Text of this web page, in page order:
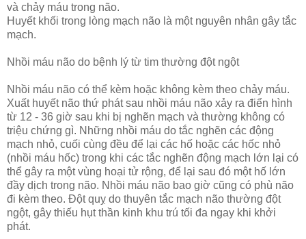
và chảy máu trong não.
Huyết khối trong lòng mạch não là một nguyên nhân gây tắc
mạch.
Nhồi máu não do bệnh lý từ tim thường đột ngột
Nhồi máu não có thể kèm hoặc không kèm theo chảy máu.
Xuất huyết não thứ phát sau nhồi máu não xảy ra điển hình
từ 12 - 36 giờ sau khi bị nghẽn mạch và thường không có
triệu chứng gì. Những nhồi máu do tắc nghẽn các động
mạch nhỏ, cuối cùng đều để lại các hố hoặc các hốc nhỏ
(nhồi máu hốc) trong khi các tắc nghẽn động mạch lớn lại có
thể gây ra một vùng hoại tử rộng, để lại sau đó một hố lớn
đầy dịch trong não. Nhồi máu não bao giờ cũng có phù não
đi kèm theo. Đột quỵ do thuyên tắc mạch não thường đột
ngột, gây thiếu hụt thần kinh khu trú tối đa ngay khi khởi
phát.